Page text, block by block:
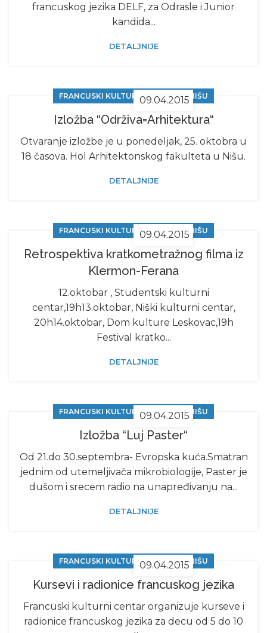
francuskog jezika DELF, za Odrasle i Junior
kandida...
DETALJNIJE
09.04.2015
FRANCUSKI KULTURNI CENTAR U NIŠU
Izložba “Održiva=Arhitektura“
Otvaranje izložbe je u ponedeljak, 25. oktobra u
18 časova. Hol Arhitektonskog fakulteta u Nišu.
DETALJNIJE
09.04.2015
FRANCUSKI KULTURNI CENTAR U NIŠU
Retrospektiva kratkometražnog filma iz
Klermon-Ferana
12.oktobar , Studentski kulturni
centar,19h13.oktobar, Niški kulturni centar,
20h14.oktobar, Dom kulture Leskovac,19h
Festival kratko...
DETALJNIJE
09.04.2015
FRANCUSKI KULTURNI CENTAR U NIŠU
Izložba “Luj Paster“
Od 21.do 30.septembra- Evropska kuća.Smatran
jednim od utemeljivača mikrobiologije, Paster je
dušom i srecem radio na unapređivanju na...
DETALJNIJE
09.04.2015
FRANCUSKI KULTURNI CENTAR U NIŠU
Kursevi i radionice francuskog jezika
Francuski kulturni centar organizuje kurseve i
radionice francuskog jezika za decu od 5 do 10